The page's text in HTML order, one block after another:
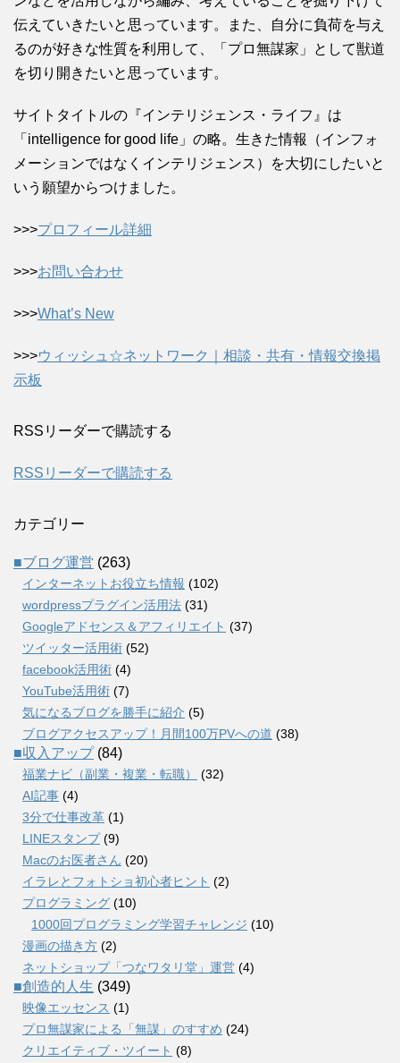
伝えていきたいと思っています。また、自分に負荷を与え
るのが好きな性質を利用して、「プロ無謀家」として獣道
を切り開きたいと思っています。
サイトタイトルの『インテリジェンス・ライフ』は
「intelligence for good life」の略。生きた情報（インフォ
メーションではなくインテリジェンス）を大切にしたいと
いう願望からつけました。
>>>プロフィール詳細
>>>お問い合わせ
>>>What’s New
>>>ウィッシュ☆ネットワーク｜相談・共有・情報交換掲
示板
RSSリーダーで購読する
RSSリーダーで購読する
カテゴリー
■ブログ運営 (263)
インターネットお役立ち情報 (102)
wordpressプラグイン活用法 (31)
Googleアドセンス＆アフィリエイト (37)
ツイッター活用術 (52)
facebook活用術 (4)
YouTube活用術 (7)
気になるブログを勝手に紹介 (5)
ブログアクセスアップ！月間100万PVへの道 (38)
■収入アップ(84)
福業ナビ（副業・複業・転職）
(32)
AI記事 (4)
3分で仕事改革 (1)
LINEスタンプ(9)
Macのお医者さん (20)
イラレとフォトショ初心者ヒント (2)
プログラミング (10)
1000回プログラミング学習チャレンジ (10)
漫画の描き方 (2)
ネットショップ「つなワタリ堂」運営 (4)
■創造的人生 (349)
映像エッセンス (1)
プロ無謀家による「無謀」のすすめ (24)
クリエイティブ・ツイート (8)